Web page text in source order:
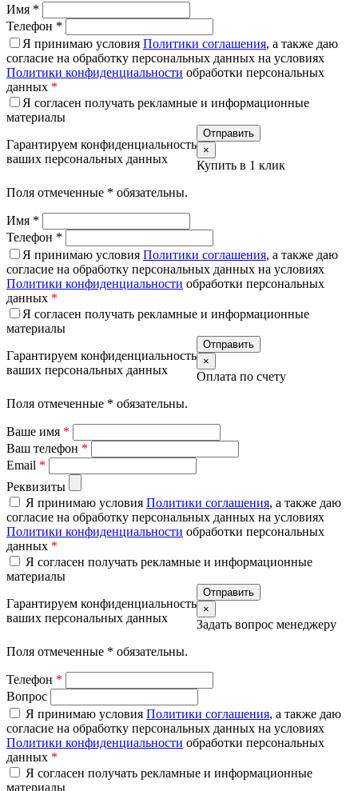
Имя *
Телефон *
Я принимаю условия Политики соглашения, а также даю
согласие на обработку персональных данных на условиях
Политики конфиденциальности обработки персональных
данных *
Я согласен получать рекламные и информационные
материалы
Гарантируем конфиденциальность
ваших персональных данных
×
Купить в 1 клик
Поля отмеченные * обязательны.
Имя *
Телефон *
Я принимаю условия Политики соглашения, а также даю
согласие на обработку персональных данных на условиях
Политики конфиденциальности обработки персональных
данных *
Я согласен получать рекламные и информационные
материалы
Гарантируем конфиденциальность
ваших персональных данных
×
Оплата по счету
Поля отмеченные * обязательны.
Ваше имя *
Ваш телефон *
Email *
Реквизиты
Я принимаю условия Политики соглашения, а также даю
согласие на обработку персональных данных на условиях
Политики конфиденциальности обработки персональных
данных *
Я согласен получать рекламные и информационные
материалы
Гарантируем конфиденциальность
ваших персональных данных
×
Задать вопрос менеджеру
Поля отмеченные * обязательны.
Телефон *
Вопрос
Я принимаю условия Политики соглашения, а также даю
согласие на обработку персональных данных на условиях
Политики конфиденциальности обработки персональных
данных *
Я согласен получать рекламные и информационные
материалы